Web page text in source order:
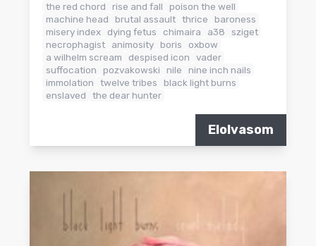
the red chord
rise and fall
poison the well
machine head
brutal assault thrice
baroness
misery index
dying fetus chimaira a38
sziget
necrophagist
animosity boris
oxbow
a wilhelm scream
despised icon
vader
suffocation
pozvakowski nile
nine inch nails
immolation
twelve tribes
black light burns
enslaved
the dear hunter
Elolvasom